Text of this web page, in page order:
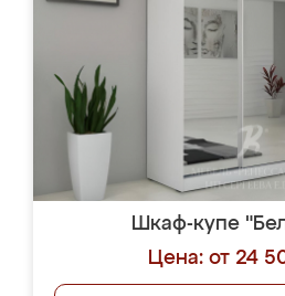
Шкаф-купе
Цена: от 24